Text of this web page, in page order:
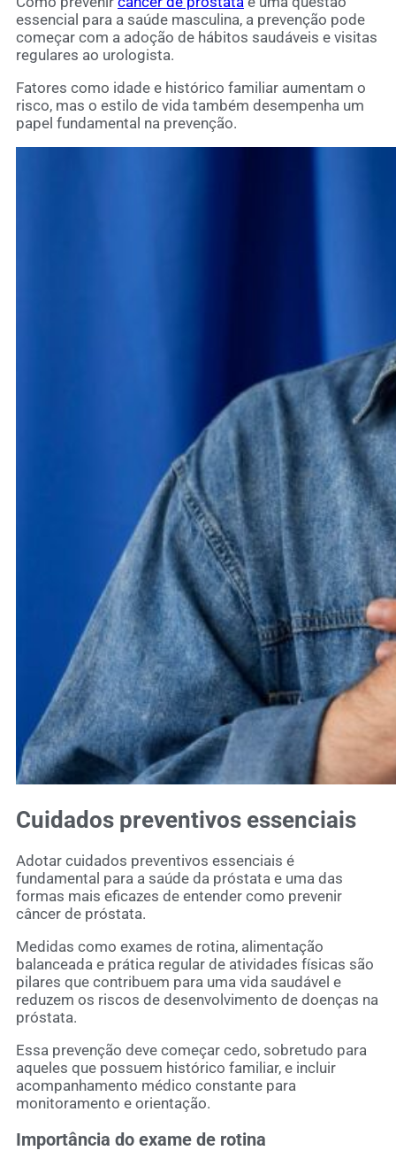
essencial para a saúde masculina, a prevenção pode
começar com a adoção de hábitos saudáveis e visitas
regulares ao urologista.
Fatores como idade e histórico familiar aumentam o
risco, mas o estilo de vida também desempenha um
papel fundamental na prevenção.
Cuidados preventivos essenciais
Adotar cuidados preventivos essenciais é
fundamental para a saúde da próstata e uma das
formas mais eficazes de entender como prevenir
câncer de próstata.
Medidas como exames de rotina, alimentação
balanceada e prática regular de atividades físicas são
pilares que contribuem para uma vida saudável e
reduzem os riscos de desenvolvimento de doenças na
próstata.
Essa prevenção deve começar cedo, sobretudo para
aqueles que possuem histórico familiar, e incluir
acompanhamento médico constante para
monitoramento e orientação.
Importância do exame de rotina